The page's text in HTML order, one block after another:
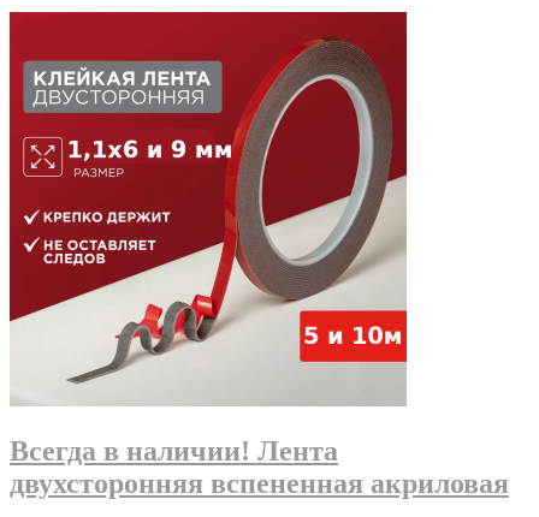
Всегда в наличии! Лента
двухсторонняя вспененная акриловая